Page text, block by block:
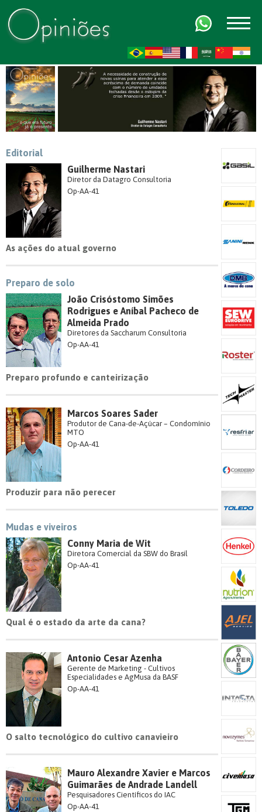
Editorial
Guilherme Nastari
Diretor da Datagro Consultoria
Op-AA-41
As ações do atual governo
Preparo de solo
João Crisóstomo Simões
Rodrigues e Aníbal Pacheco de
Almeida Prado
Diretores da Saccharum Consultoria
Op-AA-41
Preparo profundo e canteirização
Marcos Soares Sader
Produtor de Cana-de-Açúcar – Condomínio
MTO
Op-AA-41
Produzir para não perecer
Mudas e viveiros
Conny Maria de Wit
Diretora Comercial da SBW do Brasil
Op-AA-41
Qual é o estado da arte da cana?
Antonio Cesar Azenha
Gerente de Marketing - Cultivos
Especialidades e AgMusa da BASF
Op-AA-41
O salto tecnológico do cultivo canavieiro
Mauro Alexandre Xavier e Marcos
Guimarães de Andrade Landell
Pesquisadores Científicos do IAC
Op-AA-41